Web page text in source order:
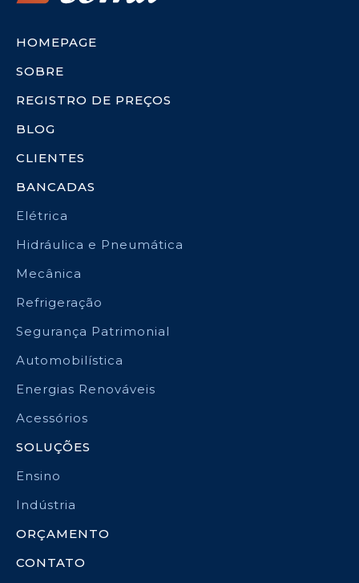
HOMEPAGE
SOBRE
REGISTRO DE PREÇOS
BLOG
CLIENTES
BANCADAS
Elétrica
Hidráulica e Pneumática
Mecânica
Refrigeração
Segurança Patrimonial
Automobilística
Energias Renováveis
Acessórios
SOLUÇÕES
Ensino
Indústria
ORÇAMENTO
CONTATO